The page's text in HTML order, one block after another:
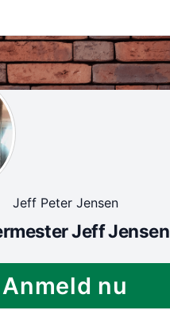
Jeff Peter Jensen
Jeff Jensen
Anmeld nu